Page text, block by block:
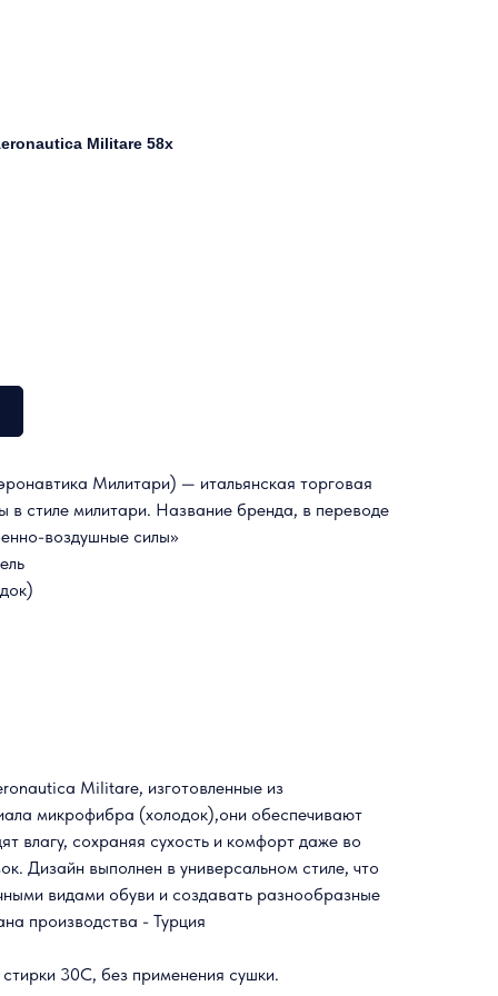
Militare 58х
Милитари) — итальянская торговая
в стиле милитари. Название бренда, в переводе
воздушные силы»
Militare, изготовленные из
микрофибра (холодок),они обеспечивают
влагу, сохраняя сухость и комфорт даже во
Дизайн выполнен в универсальном стиле, что
видами обуви и создавать разнообразные
производства - Турция
30С, без применения сушки.